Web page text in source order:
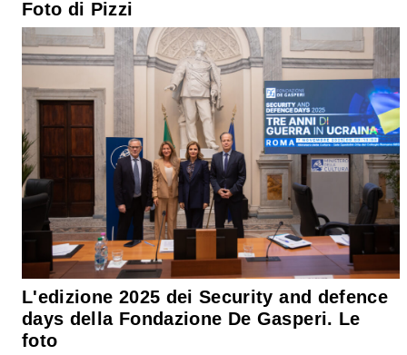
Foto di Pizzi
L'edizione 2025 dei Security and defence
days della Fondazione De Gasperi. Le
foto